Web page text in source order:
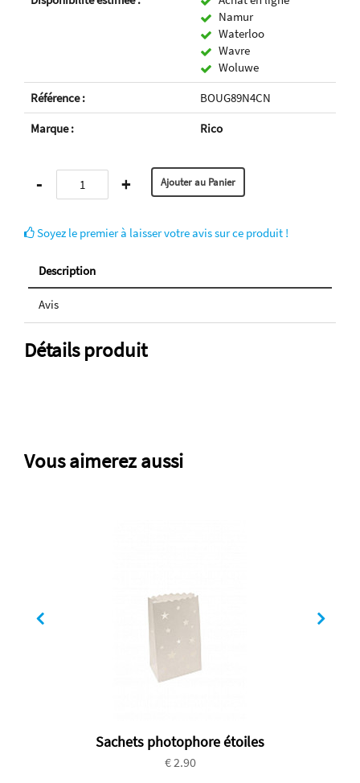
Namur
Waterloo
Wavre
Woluwe
Référence :
BOUG89N4CN
Marque :
Rico
- +
Soyez le premier à laisser votre avis sur ce produit !
Description
Avis
Détails produit
Vous aimerez aussi
Sachets photophore étoiles
€ 2.90